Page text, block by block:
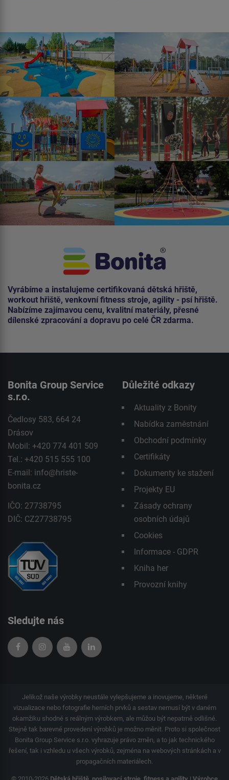
Vyrábíme a instalujeme certifikovaná dětská hřiště,
workout hřiště, venkovní fitness stroje, agility - psí hřiště.
Nabízíme zajímavou cenu, kvalitní materiály, přesné
dílenské zpracování a dopravu po celé ČR zdarma.
Bonita Group Service
s.r.o.
Čedlosy 583, 664 24
Drásov
Mobil: +420 774 401 509
Tel.: +420 515 555 100
E-mail: info@hriste-
bonita.cz
IČO: 27738795
DIČ: CZ27738795
Důležité odkazy
Aktuality z Bonity
Nabídka zaměstnání
Obchodní podmínky
Certifikáty
Dokumenty ke stažení
Projekty EU
Zásady ochrany
osobních údajů
Cookies
Informace - GDPR
Kniha her
Provozní knihy
Sledujte nás
Jelikož naše výrobky neustále vylepšujeme a inovujeme, některé
vizualizace nebo fotografie herních prvků a sestav nemusí být v daném
okamžiku shodné s reálným výrobkem, ale můžou být nepatrně odlišné.
Stejně tak barevné provedení výrobků je možno měnit. Proto si společnost
Bonita Group Service s.r.o. vyhrazuje právo změn, a to jak technického
řešení, tak i vzhledu u všech výrobků, zejména na webových stránkách a v
propagačních materiálech.